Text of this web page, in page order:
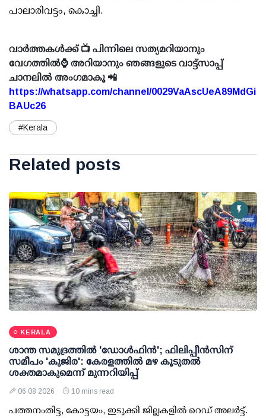
പാലാരിവട്ടം, കൊച്ചി.
വാർത്തകൾക്ക് 📺 പിന്നിലെ സത്യമറിയാനും
വേഗത്തിൽ⌚ അറിയാനും ഞങ്ങളുടെ വാട്ട്സാപ്പ്
ചാനലിൽ അംഗമാകൂ 📲
https://whatsapp.com/channel/0029VaAscUeA89MdGi
BAUc26
#Kerala
Related posts
KERALA
ശാന്ത സമുദ്രത്തില്‍ 'ഡോള്‍ഫിന്‍'; ഫിലിപ്പീന്‍സിന്
സമീപം 'കുജിര': കേരളത്തില്‍ മഴ കൂടുതല്‍
ശക്തമാകുമെന്ന് മുന്നറിയിപ്പ്
06 08 2026 10 mins read
പത്തനംതിട്ട, കോട്ടയം, ഇടുക്കി ജില്ലകളില്‍ റെഡ് അലര്‍ട്ട്.